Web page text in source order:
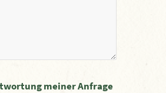
meiner Anfrage